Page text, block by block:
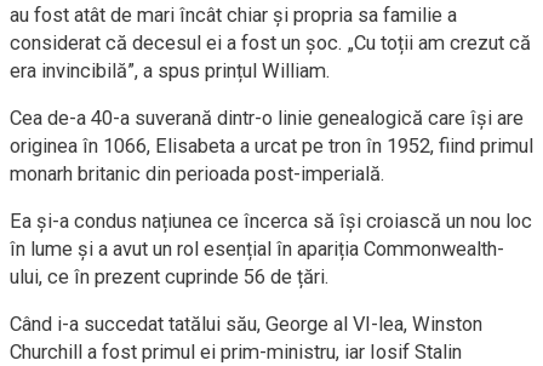
au fost atât de mari încât chiar și propria sa familie a
considerat că decesul ei a fost un șoc. „Cu toții am crezut că
era invincibilă”, a spus prințul William.
Cea de-a 40-a suverană dintr-o linie genealogică care își are
originea în 1066, Elisabeta a urcat pe tron în 1952, fiind primul
monarh britanic din perioada post-imperială.
Ea și-a condus națiunea ce încerca să își croiască un nou loc
în lume și a avut un rol esențial în apariția Commonwealth-
ului, ce în prezent cuprinde 56 de țări.
Când i-a succedat tatălui său, George al VI-lea, Winston
Churchill a fost primul ei prim-ministru, iar Iosif Stalin